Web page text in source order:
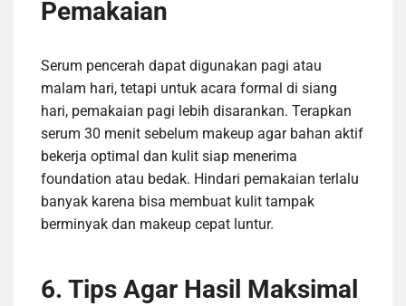
Pemakaian
Serum pencerah dapat digunakan pagi atau
malam hari, tetapi untuk acara formal di siang
hari, pemakaian pagi lebih disarankan. Terapkan
serum 30 menit sebelum makeup agar bahan aktif
bekerja optimal dan kulit siap menerima
foundation atau bedak. Hindari pemakaian terlalu
banyak karena bisa membuat kulit tampak
berminyak dan makeup cepat luntur.
6. Tips Agar Hasil Maksimal